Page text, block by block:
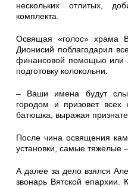
нескольких отлитых,
комплекта.
Освящая «голос» храма
Дионисий поблагодарил
финансовой помощью или
подготовку колокольни.
– Ваши имена будут
городом и призовет
батюшка, выражая
После чина освящения
установки, самые тяжелые
А далее за дело взялся
звонарь Вятской епархии.